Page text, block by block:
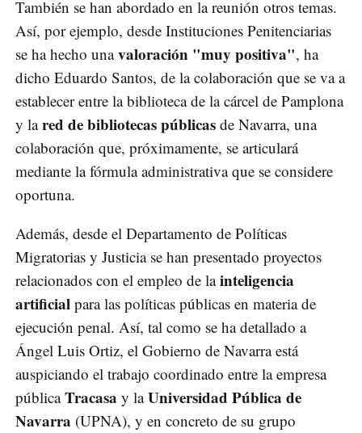
También se han abordado en la reunión otros temas.
Así, por ejemplo, desde Instituciones Penitenciarias
se ha hecho unavaloración "muy positiva", ha
dicho Eduardo Santos, de la colaboración que se va a
establecer entre la biblioteca de la cárcel de Pamplona
y lared de bibliotecas públicas de Navarra, una
colaboración que, próximamente, se articulará
mediante la fórmula administrativa que se considere
oportuna.
Además, desde el Departamento de Políticas
Migratorias y Justicia se han presentado proyectos
relacionados con el empleo de lainteligencia
artificial para las políticas públicas en materia de
ejecución penal. Así, tal como se ha detallado a
Ángel Luis Ortiz, el Gobierno de Navarra está
auspiciando el trabajo coordinado entre la empresa
públicaTracasa y laUniversidad Pública de
Navarra (UPNA), y en concreto de su grupo